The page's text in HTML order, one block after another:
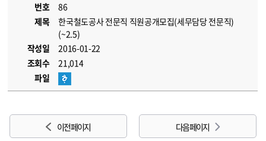
번호
86
제목
한국철도공사 전문직 직원공개모집(세무담당 전문직)
(~2.5)
작성일
2016-01-22
조회수
21,014
파일
이전 페이지 다음 페이지